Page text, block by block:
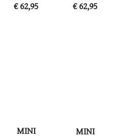
€ 62,95
​€ 62,95
MINI
MINI